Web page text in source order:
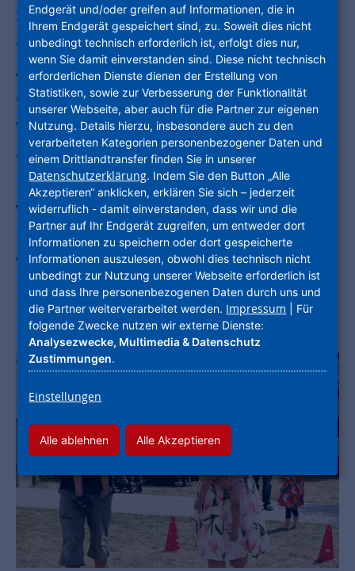
Spenden ebenso wie unser Einsatz für
den Klimaschutz: Zahlreiche
Auszeichnungen bestärken uns darin,
dass das, was wir tun, richtig und
wichtig ist – für das Hier und Heute, vor
allem aber für unsere Zukunft. Auch
mit unserer Marke hubitation denken
wir heute schon an das Wohnen von
Morgen. Schließlich verändert sich die
Welt und mit ihr die Erwartung der
Menschen an ihr Zuhause.
Endgerät und/oder greifen auf Informationen, die in
Ihrem Endgerät gespeichert sind, zu. Soweit dies nicht
unbedingt technisch erforderlich ist, erfolgt dies nur,
wenn Sie damit einverstanden sind. Diese nicht technisch
erforderlichen Dienste dienen der Erstellung von
Statistiken, sowie zur Verbesserung der Funktionalität
unserer Webseite, aber auch für die Partner zur eigenen
Nutzung. Details hierzu, insbesondere auch zu den
verarbeiteten Kategorien personenbezogener Daten und
einem Drittlandtransfer finden Sie in unserer
Datenschutzerklärung. Indem Sie den Button „Alle
Akzeptieren“ anklicken, erklären Sie sich – jederzeit
widerruflich - damit einverstanden, dass wir und die
Partner auf Ihr Endgerät zugreifen, um entweder dort
Informationen zu speichern oder dort gespeicherte
Informationen auszulesen, obwohl dies technisch nicht
unbedingt zur Nutzung unserer Webseite erforderlich ist
und dass Ihre personenbezogenen Daten durch uns und
die Partner weiterverarbeitet werden. Impressum | Für
folgende Zwecke nutzen wir externe Dienste:
Analysezwecke, Multimedia & Datenschutz
Zustimmungen.
Einstellungen
Alle ablehnen Alle Akzeptieren